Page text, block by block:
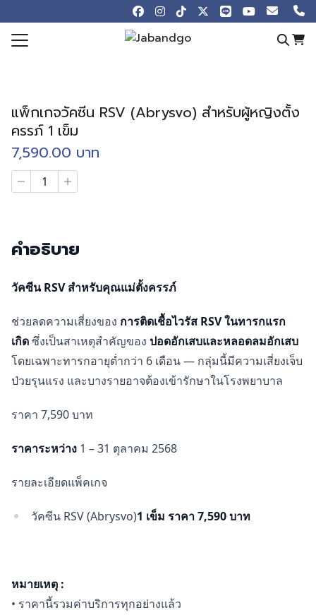
to
content
Blog
us
แพ็กเกจวัคซีน RSV (Abrysvo) สำหรับผู้หญิงตั้ง
ครรภ์ 1 เข็ม
7,590.00 บาท
จำนวน
แพ็ก
RSV
(Abrysvo)
ผู้
ครรภ์
1
เข็ม
ชิ้น
คำอธิบาย
วัคซีนRSV สำหรับคุณแม่ตั้งครรภ์
ช่วยลดความเสี่ยงของ การติดเชื้อไวรัส RSV ในทารกแรก
เกิดซึ่งเป็นสาเหตุสำคัญของ ปอดอักเสบและหลอดลมอักเสบ
โดยเฉพาะทารกอายุต่ำกว่า 6 เดือน — กลุ่มนี้มีความเสี่ยงเจ็บ
ป่วยรุนแรง และบางรายอาจต้องเข้ารักษาในโรงพยาบาล
ราคา 7,590 บาท
ราคาระหว่าง 1 – 31 ตุลาคม 2568
รายละเอียดแพ็คเกจ
วัคซีน RSV (Abrysvo)1 เข็ม ราคา 7,590 บาท
หมายเหตุ :
• ราคานี้รวมค่าบริการทุกอย่างแล้ว